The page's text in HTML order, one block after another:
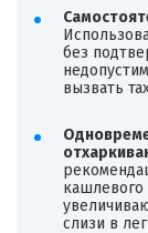
без
вызвать
слизи в